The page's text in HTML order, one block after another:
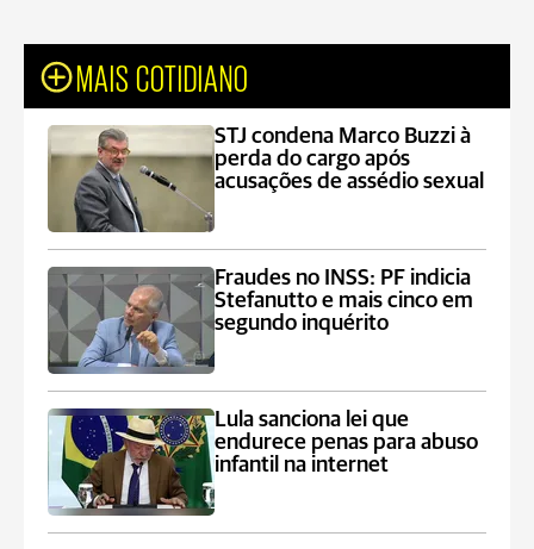
MAIS COTIDIANO
STJ condena Marco Buzzi à
perda do cargo após
acusações de assédio sexual
Fraudes no INSS: PF indicia
Stefanutto e mais cinco em
segundo inquérito
Lula sanciona lei que
endurece penas para abuso
infantil na internet